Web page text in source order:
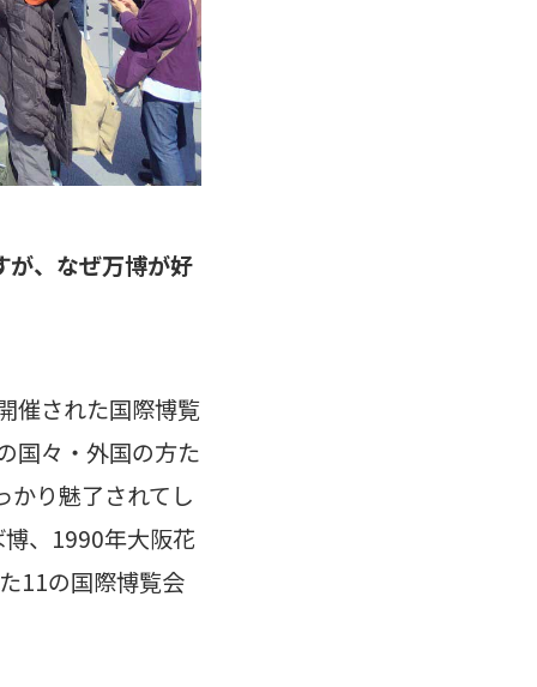
、なぜ万博が好
催された国際博覧
国々・外国の方た
かり魅了されてし
、1990年大阪花
11の国際博覧会